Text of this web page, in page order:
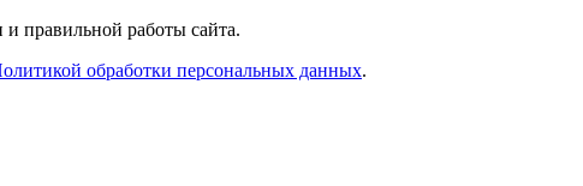
и правильной работы сайта.
обработки персональных данных.